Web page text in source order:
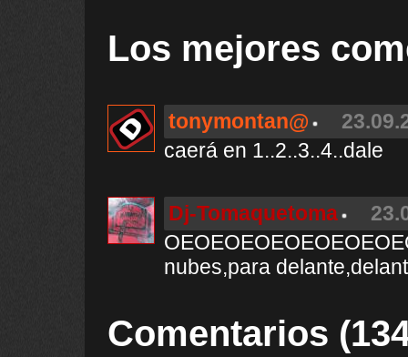
Los mejores
tonymontan@
caerá en 1..2..3..4..dale
Dj-Tomaquetoma
nubes,para
Comentarios